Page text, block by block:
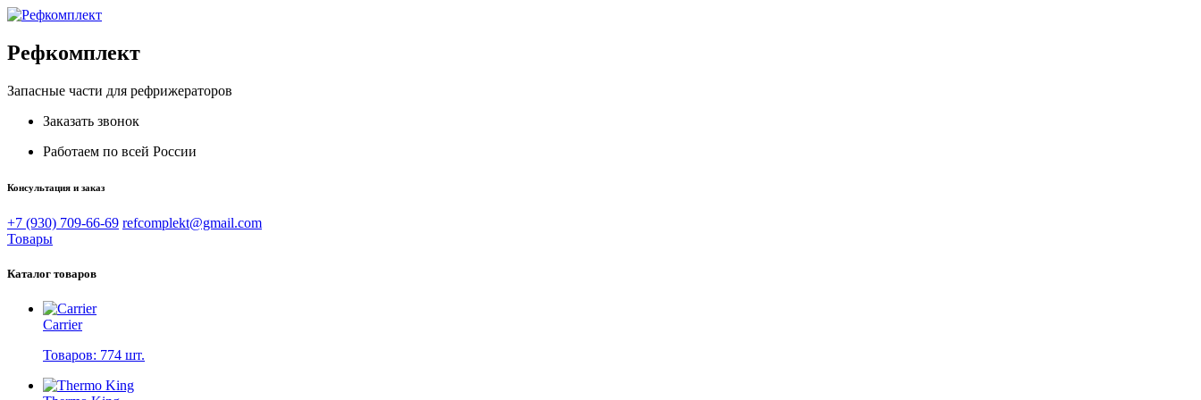
Рефкомплект
Запасные части для рефрижераторов
Заказать звонок
Работаем по всей России
Консультация и заказ
+7 (930) 709-66-69 refcomplekt@gmail.com
Товары
Каталог товаров
Carrier
Товаров: 774 шт.